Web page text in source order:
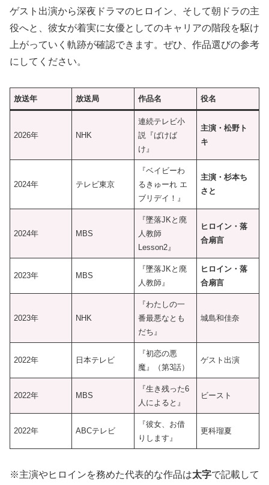
ゲスト出演から深夜ドラマのヒロイン、そして朝ドラの主
役へと、彼女が着実に女優としてのキャリアの階段を駆け
上がっていく軌跡が確認できます。ぜひ、作品選びの参考
にしてください。
放送年 放送局 作品名 役名
2026年 NHK
連続テレビ小
説『ばけば
け』
主演・松野ト
キ
2024年 テレビ東京
『ベイビーわ
るきゅーれ エ
ブリデイ！』
主演・杉本ち
さと
2024年 MBS
『墜落JKと廃
人教師
Lesson2』
ヒロイン・落
合扇言
2023年 MBS
『墜落JKと廃
人教師』
ヒロイン・落
合扇言
2023年 NHK
『わたしの一
番最悪なとも
だち』
城島和佳奈
2022年 日本テレビ
『初恋の悪
魔』（第3話）
ゲスト出演
2022年 MBS
『生き残った6
人によると』
ビースト
2022年 ABCテレビ
『彼女、お借
りします』
更科瑠夏
※主演やヒロインを務めた代表的な作品は太字で記載して